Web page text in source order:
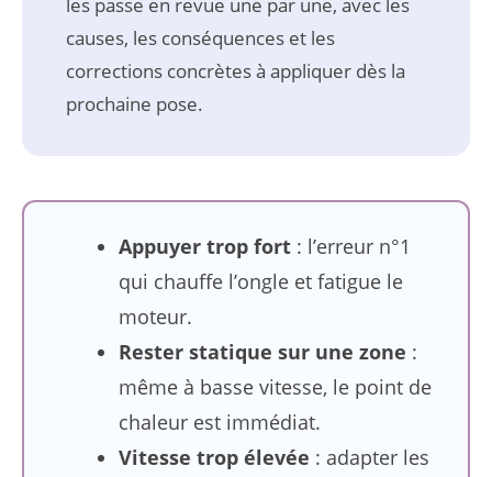
causes, les conséquences et les
corrections concrètes à appliquer dès la
prochaine pose.
Appuyer trop fort: l’erreur n°1
qui chauffe l’ongle et fatigue le
moteur.
Rester statique sur une zone :
même à basse vitesse, le point de
chaleur est immédiat.
Vitesse trop élevée : adapter les